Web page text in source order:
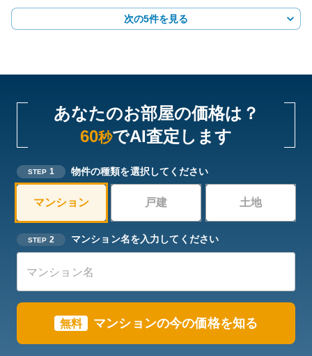
次の5件を見る
あなたのお部屋の価格は？
60秒でAI査定します
STEP 1 物件の種類を選択してください
マンション 戸建 土地
STEP 2 マンション名を入力してください
無料 マンションの今の価格を知る